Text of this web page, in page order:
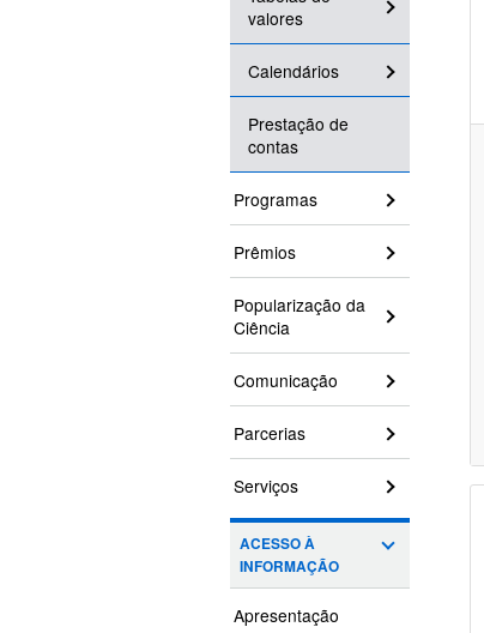
valores
Calendários
Prestação de
contas
Programas
Prêmios
Popularização da
Ciência
Comunicação
Parcerias
Serviços
ACESSO À
INFORMAÇÃO
Apresentação